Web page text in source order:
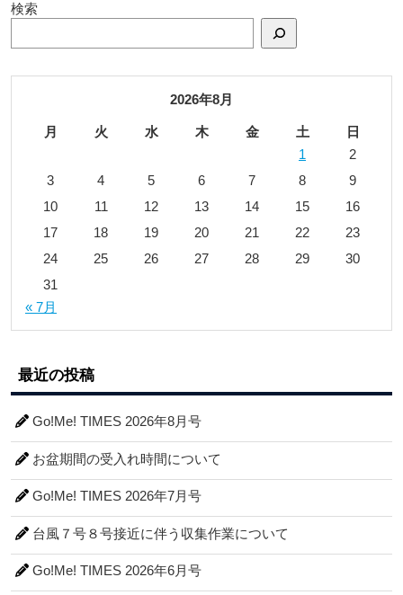
検索
2026年8月
月 火 水 木 金 土
日
1
2
3
4 5 6 7 8
9
10
11 12 13 14 15
16
17
18 19 20 21 22
23
24
25 26 27 28 29
30
31
« 7月
最近の投稿
Go!Me! TIMES 2026年8月号
お盆期間の受入れ時間について
Go!Me! TIMES 2026年7月号
台風７号８号接近に伴う収集作業について
Go!Me! TIMES 2026年6月号